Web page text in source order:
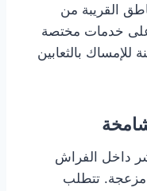
القريبة من
خدمات مختصة
بالثعابين
داخل الفراش
مزعجة. تتطلب